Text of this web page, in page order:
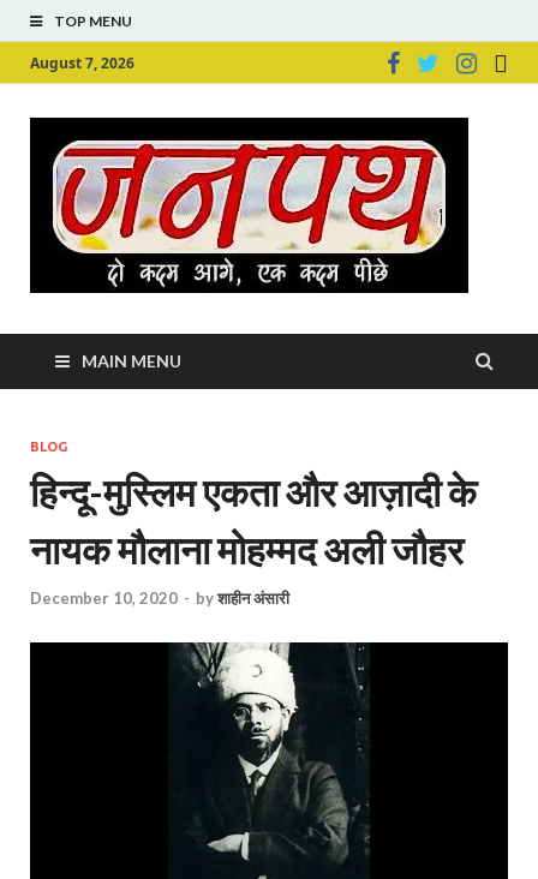
TOP MENU
August 7, 2026
MAIN MENU
BLOG
हिन्दू-मुस्लिम एकता और आज़ादी के
नायक मौलाना मोहम्मद अली जौहर
December 10, 2020 - byशाहीन अंसारी